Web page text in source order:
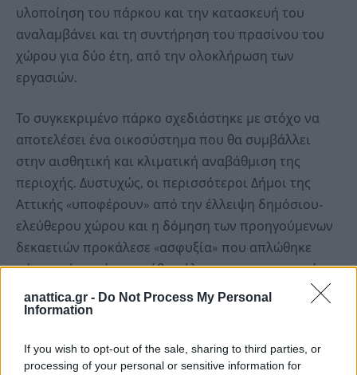
anattica.gr - Do Not Process My Personal
Information
If you wish to opt-out of the sale, sharing to third parties, or
processing of your personal or sensitive information for
υλοποίηση του πάρκου και την κατασκευή του
αναλαμβάνει και τη συντήρηση του πρασίνου του
χώρου για δύο έτη, από την ολοκλήρωση των
εργασιών.
Το συγκεκριμένο πάρκο σχεδιάστηκε με στόχο να
αποτελέσει ένα οικοσύστημα που θα συμβάλλει
στην αισθητική και κλιματική αναβάθμιση της
περιοχής. Δυστυχώς, οι περισσότεροι Δήμοι της
Αττικής «υποφέρουν» από την έλλειψη δημόσιου-
ελεύθερου χώρου και η δόμηση των προηγούμενων
δεκαετιών προκάλεσε «ασφυξία» που απλώθηκε
πέρα από το κέντρο κάθε πόλης και στις γειτονιές
της.
“pocket parks”), είναι πράσινοι χώροι που